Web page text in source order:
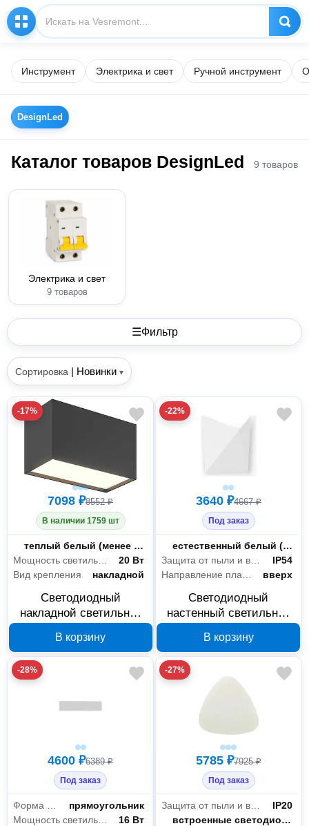
Инструмент Электрика и свет Ручной инструмент
DesignLed
Каталог товаров DesignLed 9 товаров
Электрика и свет
9 товаров
☰Фильтр
Сортировка | Новинки ▾
-17%
7098 ₽8552 ₽
В наличии 1759 шт
Цветность
теплый белый (менее 3300 К)
20 Вт
Вид крепления
накладной
Светодиодный
накладной светильник
00004904
В корзину
-22%
3640 ₽4667 ₽
Под заказ
Цветность
естественный белый (3300-5000 К)
Защита от пыли и влаги
IP54
вверх
Светодиодный
настенный светильник
Вт 4000К 00-00003198
В корзину
-28%
4600 ₽6389 ₽
Под заказ
прямоугольник
16 Вт
-27%
5785 ₽7925 ₽
Под заказ
Защита от пыли и влаги
IP20
Тип лампы
встроенные светодиоды